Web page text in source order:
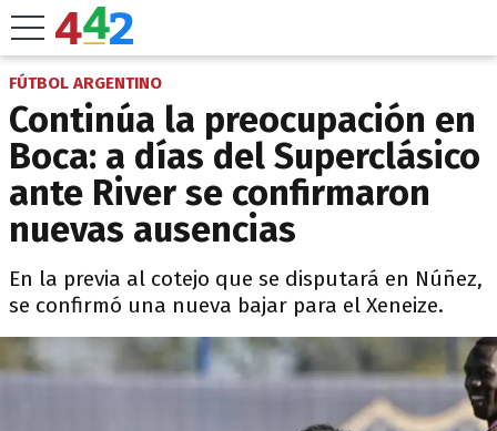
FÚTBOL ARGENTINO
Continúa la preocupación en
Boca: a días del Superclásico
ante River se confirmaron
nuevas ausencias
En la previa al cotejo que se disputará en Núñez,
se confirmó una nueva bajar para el Xeneize.